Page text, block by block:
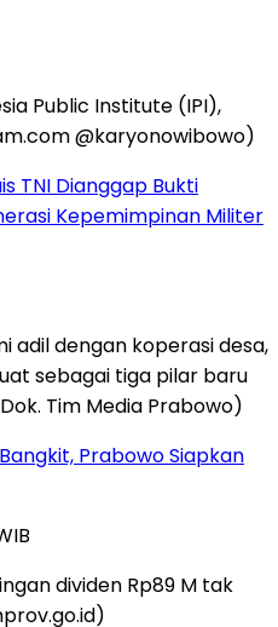
TNI Dianggap Bukti
Kepemimpinan Militer
Prabowo Siapkan